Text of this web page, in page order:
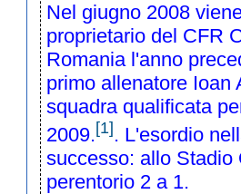
Nel giugno 2008
proprietario del CFR
Romanial'anno
primo allenatore Ioan
squadra qualificata
2009.[1] . L'esordio
successo: allo Stadio
perentorio 2 a 1.